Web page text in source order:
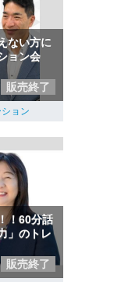
ない方に
ョン会
販売終了
ョン
！60分話
」のトレ
販売終了